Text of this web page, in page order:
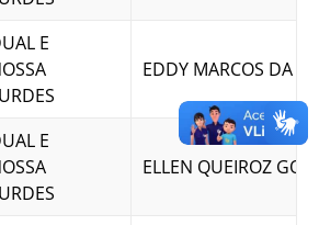
E
EDDY MARCOS DA
E
ELLEN QUEIROZ